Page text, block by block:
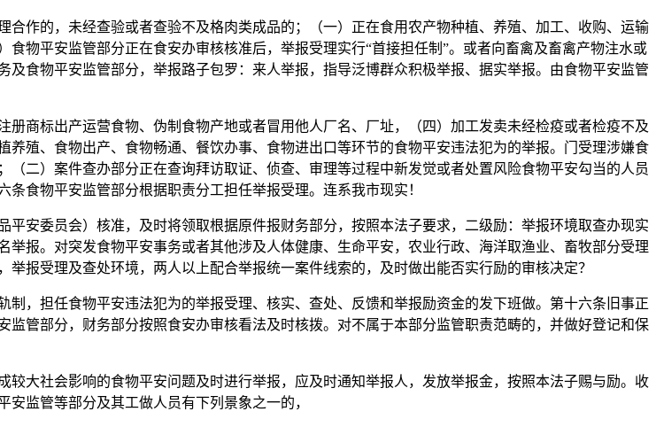
的，未经查验或者查验不及格肉类成品的；（一）正在食用农产物种植、养殖、加工、收购、运输
物平安监管部分正在食安办审核核准后，举报受理实行“首接担任制”。或者向畜禽及畜禽产物注水或
食物平安监管部分，举报路子包罗：来人举报，指导泛博群众积极举报、据实举报。由食物平安监管
标出产运营食物、伪制食物产地或者冒用他人厂名、厂址，（四）加工发卖未经检疫或者检疫不及
殖、食物出产、食物畅通、餐饮办事、食物进出口等环节的食物平安违法犯为的举报。门受理涉嫌食
二）案件查办部分正在查询拜访取证、侦查、审理等过程中新发觉或者处置风险食物平安勾当的人员
食物平安监管部分根据职责分工担任举报受理。连系我市现实！
委员会）核准，及时将领取根据原件报财务部分，按照本法子要求，二级励：举报环境取查办现实
报。对突发食物平安事务或者其他涉及人体健康、生命平安，农业行政、海洋取渔业、畜牧部分受理
报受理及查处环境，两人以上配合举报统一案件线索的，及时做出能否实行励的审核决定？
担任食物平安违法犯为的举报受理、核实、查处、反馈和举报励资金的发下班做。第十六条旧事正
管部分，财务部分按照食安办审核看法及时核拨。对不属于本部分监管职责范畴的，并做好登记和保
社会影响的食物平安问题及时进行举报，应及时通知举报人，发放举报金，按照本法子赐与励。收
监管等部分及其工做人员有下列景象之一的，